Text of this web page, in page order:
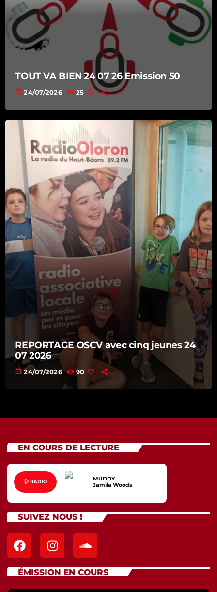
TOUT VA BIEN 24 07 26 Emission 50
today 24/07/2026 25
REPORTAGE OSCV avec cinq jeunes 24
07 2026
today 24/07/2026 90
EN COURS DE LECTURE
play_arrowRADIO
MUDDY
Jamila Woods
SUIVEZ NOUS !
ÉMISSION EN COURS